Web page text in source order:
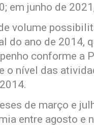
em junho de
volume
do ano de 2014,
conforme a
o nível das
de março e
entre agosto e